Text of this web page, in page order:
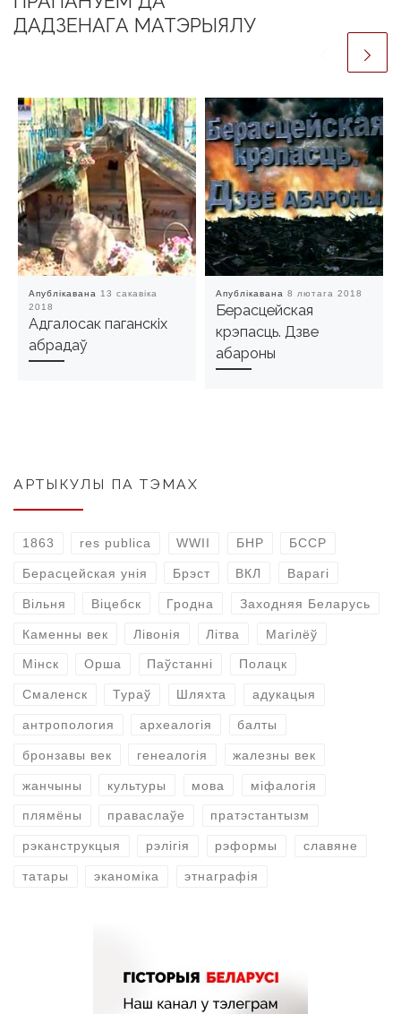
ДАДЗЕНАГА МАТЭРЫЯЛУ
Апублікавана
13 сакавіка
2018
Адгалосак паганскіх
абрадаў
Апублікавана 8 лютага 2018
Берасцейская
крэпасць. Дзве
абароны
АРТЫКУЛЫ ПА ТЭМАХ
1863 res publica WWII БНР БССР
Берасцейская унія Брэст ВКЛ Варагі
Вільня Віцебск Гродна Заходняя Беларусь
Каменны век Лівонія Літва Магілёў
Мінск Орша Паўстанні Полацк
Смаленск Тураў Шляхта адукацыя
антропология археалогія балты
бронзавы век генеалогія жалезны век
жанчыны культуры мова міфалогія
плямёны праваслаўе пратэстантызм
рэканструкцыя рэлігія рэформы славяне
татары эканоміка этнаграфія